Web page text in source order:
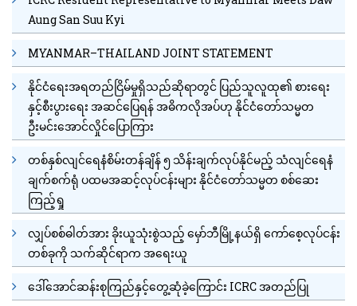
Aung San Suu Kyi
MYANMAR–THAILAND JOINT STATEMENT
နိုင်ငံရေးအရတည်ငြိမ်မှုရှိသည်ဆိုရာတွင် ပြည်သူလူထု၏ စားရေး
နှင့်စီးပွားရေး အဆင်ပြေရန် အဓိကလိုအပ်ဟု နိုင်ငံတော်သမ္မတ
ဦးမင်းအောင်လှိုင်ပြောကြား
တစ်နှစ်လျင်ရေနံစိမ်းတန်ချိန် ၅ သိန်းချက်လုပ်နိုင်မည့် သံလျင်ရေနံ
ချက်စက်ရုံ ပထမအဆင့်လုပ်ငန်းများ နိုင်ငံတော်သမ္မတ စစ်ဆေး
ကြည့်ရှု
လျှပ်စစ်ဓါတ်အား ခိုးယူသုံးစွဲသည့် မှော်ဘီမြို့နယ်ရှိ ကော်စေ့လုပ်ငန်း
တစ်ခုကို သက်ဆိုင်ရာက အရေးယူ
ဒေါ်အောင်ဆန်းစုကြည်နှင့်တွေ့ဆုံခဲ့ကြောင်း ICRC အတည်ပြု